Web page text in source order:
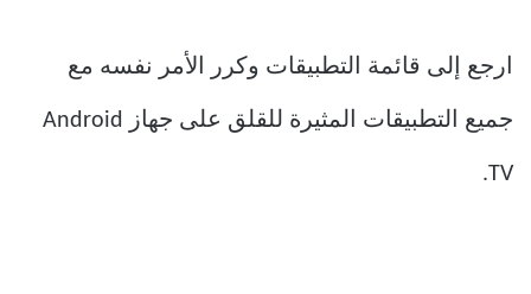
ارجع إلى قائمة التطبيقات وكرر الأمر نفسه مع
جميع التطبيقات المثيرة للقلق على جهاز Android
TV.